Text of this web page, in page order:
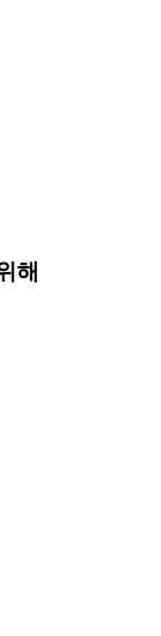
해